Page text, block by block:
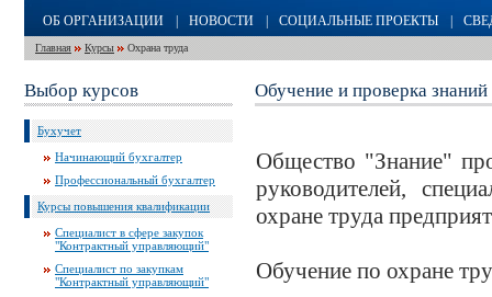
ОБ ОРГАНИЗАЦИИ НОВОСТИ СОЦИАЛЬНЫЕ ПРОЕКТЫ
Главная Курсы Охрана труда
Выбор курсов
Бухучет
Начинающий бухгалтер
Профессиональный бухгалтер
Курсы повышения квалификации
Специалист в сфере закупок
"Контрактный управляющий"
Специалист по закупкам
"Контрактный управляющий"
Обучение и проверка
Общество "Знание"
руководителей,
охране труда
Обучение по охране